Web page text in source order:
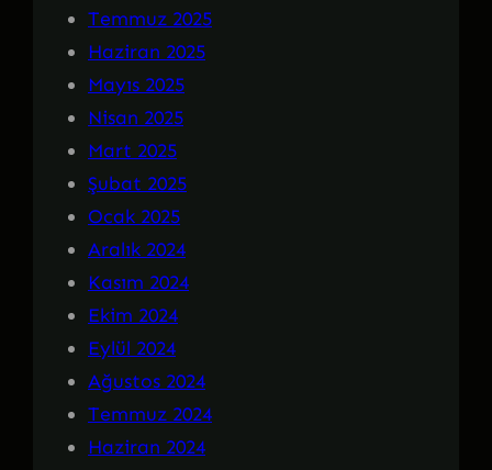
Temmuz 2025
Haziran 2025
Mayıs 2025
Nisan 2025
Mart 2025
Şubat 2025
Ocak 2025
Aralık 2024
Kasım 2024
Ekim 2024
Eylül 2024
Ağustos 2024
Temmuz 2024
Haziran 2024